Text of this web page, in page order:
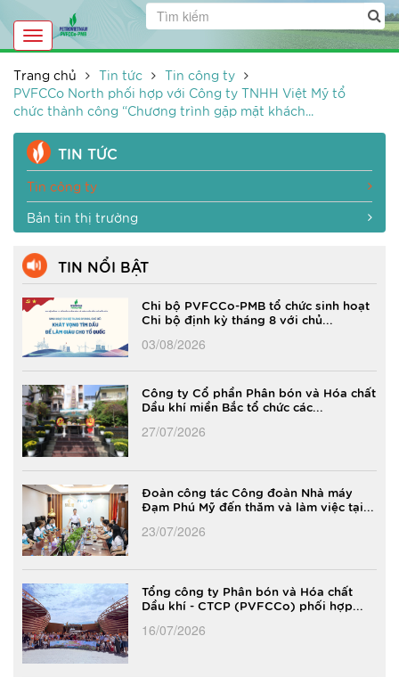
Toggle
navigation
Trang chủ
Tin tức
Tin công ty
PVFCCo North phối hợp với Công ty TNHH Việt Mỹ tổ
chức thành công “Chương trình gặp mặt khách...
TIN TỨC
Tin công ty
Bản tin thị trường
TIN NỔI BẬT
Chi bộ PVFCCo-PMB tổ chức sinh hoạt
Chi bộ định kỳ tháng 8 với chủ...
03/08/2026
Công ty Cổ phần Phân bón và Hóa chất
Dầu khí miền Bắc tổ chức các...
27/07/2026
Đoàn công tác Công đoàn Nhà máy
Đạm Phú Mỹ đến thăm và làm việc tại...
23/07/2026
Tổng công ty Phân bón và Hóa chất
Dầu khí - CTCP (PVFCCo) phối hợp...
16/07/2026